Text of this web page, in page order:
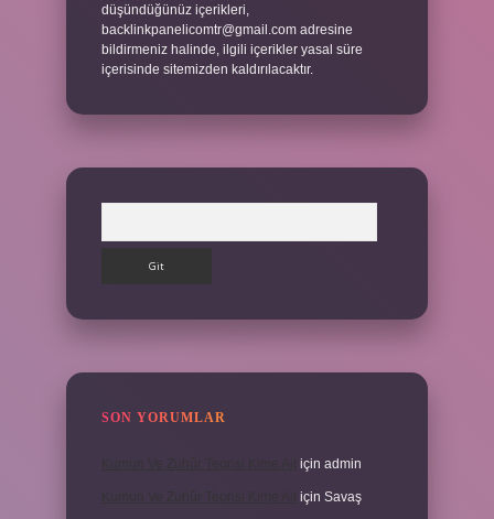
düşündüğünüz içerikleri,
backlinkpanelicomtr@gmail.com adresine
bildirmeniz halinde, ilgili içerikler yasal süre
içerisinde sitemizden kaldırılacaktır.
SON YORUMLAR
için admin
için Savaş